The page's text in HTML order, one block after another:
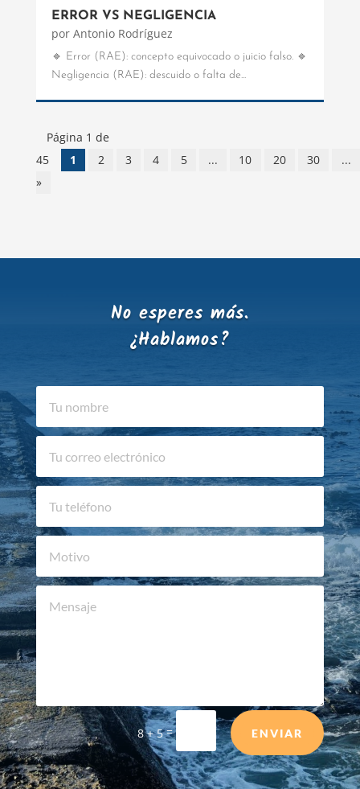
ERROR VS NEGLIGENCIA
por Antonio Rodríguez
🔹 Error (RAE): concepto equivocado o juicio falso. 🔹
Negligencia (RAE): descuido o falta de...
Página 1 de
45
1 2 3 4 5 ... 10 20 30
...
»
No esperes más.
¿Hablamos?
8 + 5= ENVIAR